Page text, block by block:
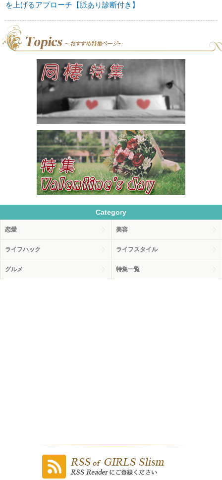
を上げるアプローチ【脈あり診断付き】
Category
恋愛 美容
ライフハック ライフスタイル
グルメ 特集一覧